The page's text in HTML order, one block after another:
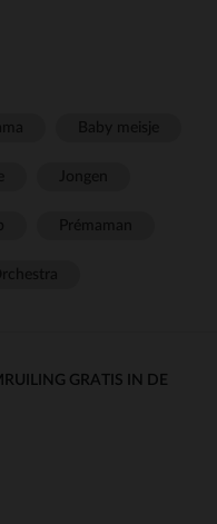
GRATIS IN DE